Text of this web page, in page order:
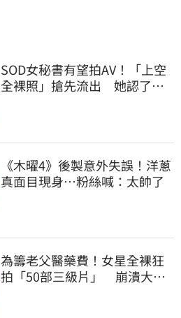
SOD女秘書有望拍AV！「上空
全裸照」搶先流出 她認了：
《木曜4》後製意外失誤！洋蔥
真面目現身…粉絲喊：太帥了
為籌老父醫藥費！女星全裸狂
拍「50部三級片」 崩潰大